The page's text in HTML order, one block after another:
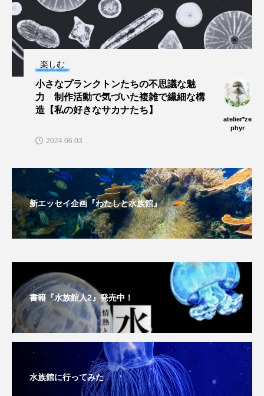
文学 料理 新海生物 新潟市
旅行 日本固有種 旬 書籍
未利用魚
桂浜水族館 梅雨 棘皮動物
死滅回遊魚
水槽 水生昆虫 水生生物 汽水域
河川 沼津港深海水族館 法律
海きらら 海水魚 海洋 海洋環境
海獣 海綿動物 海藻 海遊館
海鳥 液浸標本 淡水魚
深海 深海生物 深海魚
渓流 湖 湿地
漁業 漁港 漫画 灯台
楽しむ
小さなプランクトンたちの不思議な魅
力 制作活動で気づいた複雑で繊細な構
造【私の好きなサカナたち】
atelier*ze
phyr
2024.06.03
新エッセイ企画『わたしと水族館』
書籍『水族館人2』発売中！
水族館に行ってみた